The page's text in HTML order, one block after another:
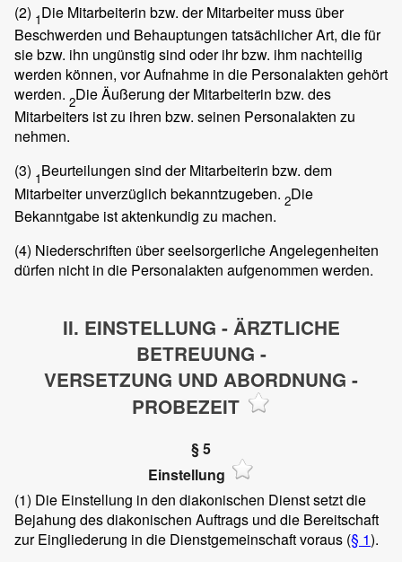
(2) 1Die Mitarbeiterin bzw. der Mitarbeiter muss über
Beschwerden und Behauptungen tatsächlicher Art, die für
sie bzw. ihn ungünstig sind oder ihr bzw. ihm nachteilig
werden können, vor Aufnahme in die Personalakten gehört
werden. 2Die Äußerung der Mitarbeiterin bzw. des
Mitarbeiters ist zu ihren bzw. seinen Personalakten zu
nehmen.
(3) 1Beurteilungen sind der Mitarbeiterin bzw. dem
Mitarbeiter unverzüglich bekanntzugeben. 2Die
Bekanntgabe ist aktenkundig zu machen.
(4) Niederschriften über seelsorgerliche Angelegenheiten
dürfen nicht in die Personalakten aufgenommen werden.
II. EINSTELLUNG - ÄRZTLICHE
BETREUUNG -
VERSETZUNG UND ABORDNUNG -
PROBEZEIT
§ 5
Einstellung
(1) Die Einstellung in den diakonischen Dienst setzt die
Bejahung des diakonischen Auftrags und die Bereitschaft
zur Eingliederung in die Dienstgemeinschaft voraus (§ 1).